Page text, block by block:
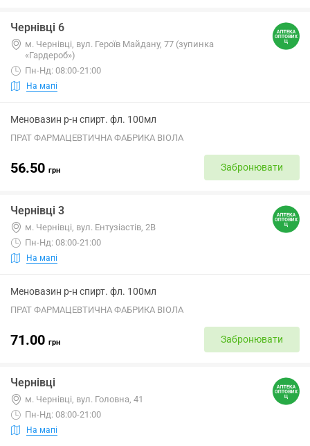
Чернівці 6
м. Чернівці, вул. Героїв Майдану, 77 (зупинка
«Гардероб»)
Пн-Нд: 08:00-21:00
На мапі
Меновазин р-н спирт. фл. 100мл
ПРАТ ФАРМАЦЕВТИЧНА ФАБРИКА ВІОЛА
56.50 грн Забронювати
Чернівці 3
м. Чернівці, вул. Ентузіастів, 2В
Пн-Нд: 08:00-21:00
На мапі
Меновазин р-н спирт. фл. 100мл
ПРАТ ФАРМАЦЕВТИЧНА ФАБРИКА ВІОЛА
71.00 грн Забронювати
Чернівці
м. Чернівці, вул. Головна, 41
Пн-Нд: 08:00-21:00
На мапі